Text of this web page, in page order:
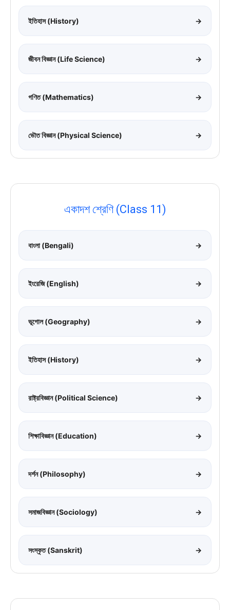
ইতিহাস (History) →
জীবন বিজ্ঞান (Life Science) →
গণিত (Mathematics) →
ভৌত বিজ্ঞান (Physical Science) →
একাদশ শ্রেণি (Class 11)
বাংলা (Bengali) →
ইংরেজি (English) →
ভূগোল (Geography) →
ইতিহাস (History) →
রাষ্ট্রবিজ্ঞান (Political Science) →
শিক্ষাবিজ্ঞান (Education) →
দর্শন (Philosophy) →
সমাজবিজ্ঞান (Sociology) →
সংস্কৃত (Sanskrit) →